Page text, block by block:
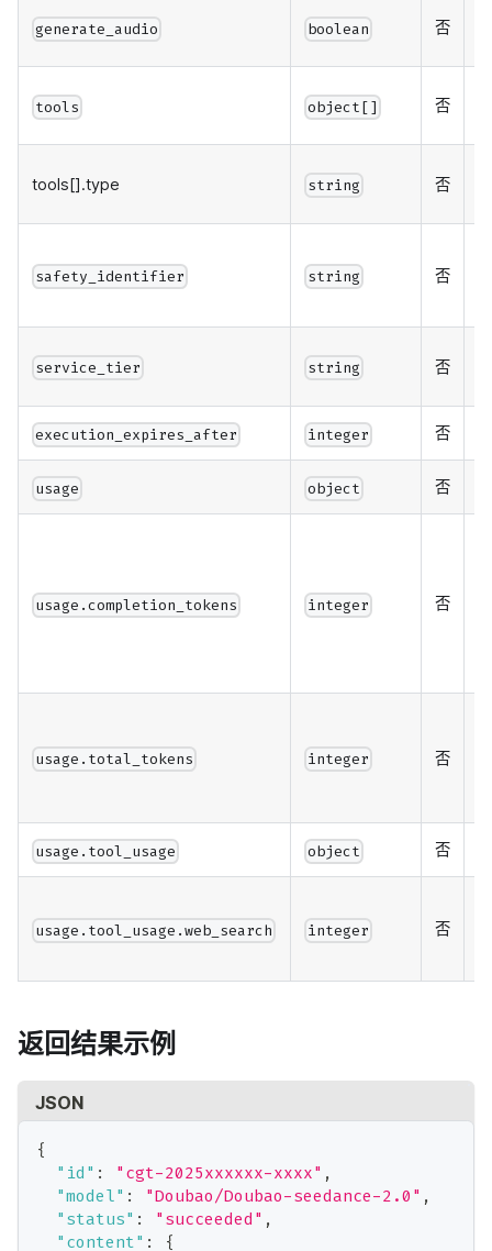
generate_audio boolean 否
tools object[] 否
tools[].type string 否
safety_identifier string 否
service_tier string 否
execution_expires_after integer 否
usage object 否
usage.completion_tokens integer 否
usage.total_tokens integer 否
usage.tool_usage object 否
usage.tool_usage.web_search integer 否
返回结果示例
JSON
{
"id" : "cgt-2025xxxxxx-xxxx" ,
"model" : "Doubao/Doubao-seedance-2.0" ,
"status" : "succeeded" ,
"content" :
{